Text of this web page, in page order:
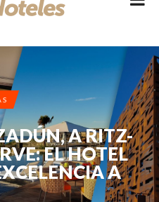
DE PARÍS. LUJO FRANCÉ...
A RITZ-
EL HOTEL
A